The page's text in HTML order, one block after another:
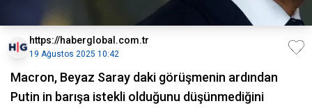
https://haberglobal.com.tr
19 Ağustos 2025 10:42
Macron, Beyaz Saray daki görüşmenin ardından
Putin in barışa istekli olduğunu düşünmediğini